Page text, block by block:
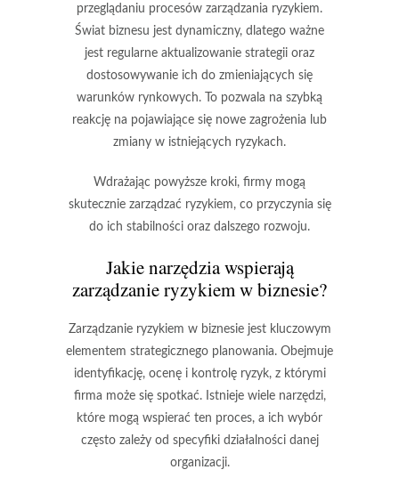
przeglądaniu procesów zarządzania ryzykiem.
Świat biznesu jest dynamiczny, dlatego ważne
jest regularne aktualizowanie strategii oraz
dostosowywanie ich do zmieniających się
warunków rynkowych. To pozwala na szybką
reakcję na pojawiające się nowe zagrożenia lub
zmiany w istniejących ryzykach.
Wdrażając powyższe kroki, firmy mogą
skutecznie zarządzać ryzykiem, co przyczynia się
do ich stabilności oraz dalszego rozwoju.
Jakie narzędzia wspierają
zarządzanie ryzykiem w biznesie?
Zarządzanie ryzykiem w biznesie jest kluczowym
elementem strategicznego planowania. Obejmuje
identyfikację, ocenę i kontrolę ryzyk, z którymi
firma może się spotkać. Istnieje wiele narzędzi,
które mogą wspierać ten proces, a ich wybór
często zależy od specyfiki działalności danej
organizacji.